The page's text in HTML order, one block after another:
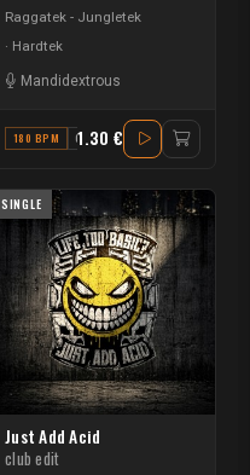
Raggatek - Jungletek
Hardtek
Mandidextrous
180 BPM C#1.30 €
SINGLE
Just Add Acid
club edit